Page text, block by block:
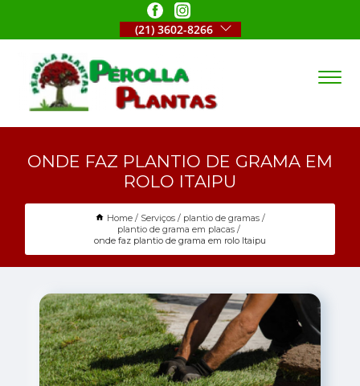
(21) 3602-8266
ONDE FAZ PLANTIO DE GRAMA EM
ROLO ITAIPU
Home Serviços
plantio de gramas
plantio de grama em placas
onde faz plantio de grama em rolo Itaipu